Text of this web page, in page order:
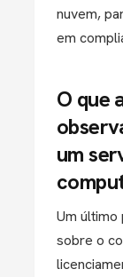
nuvem,
em
O que
um
Um
sobre o